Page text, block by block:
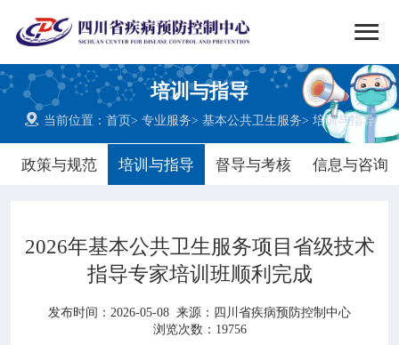

培训与指导
 当前位置：首页>专业服务>基本公共卫生服务>培训与指导
政策与规范 培训与指导 督导与考核 信息与咨询

网站首页
中心概况 
新闻动态 
工作重点 
2026年基本公共卫生服务项目省级技术
指导专家培训班顺利完成
发布时间：2026-05-08 来源： 四川省疾病预防控制中心
浏览次数：19756